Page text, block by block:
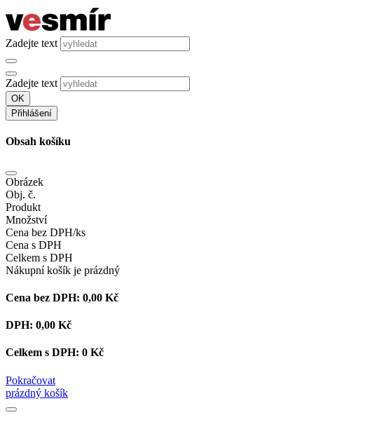
Zadejte text
Zadejte text
OK
Přihlášení
Obsah košíku
Obrázek
Obj. č.
Produkt
Množství
Cena bez DPH/ks
Cena s DPH
Celkem s DPH
Nákupní košík je prázdný
Cena bez DPH: 0,00 Kč
DPH: 0,00 Kč
Celkem s DPH: 0 Kč
Pokračovat
prázdný košík